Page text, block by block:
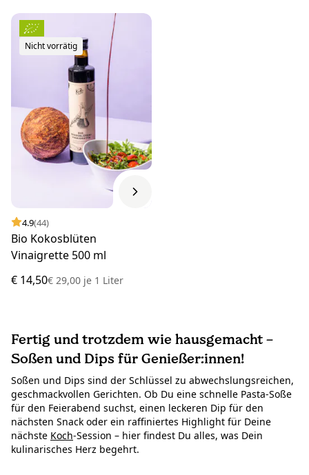
Nicht vorrätig
4.9(44)
Bio Kokosblüten
Vinaigrette 500 ml
€ 14,50€ 29,00 je 1 Liter
Fertig und trotzdem wie hausgemacht –
Soßen und Dips für Genießer:innen!
Soßen und Dips sind der Schlüssel zu abwechslungsreichen,
geschmackvollen Gerichten. Ob Du eine schnelle Pasta-Soße
für den Feierabend suchst, einen leckeren Dip für den
nächsten Snack oder ein raffiniertes Highlight für Deine
nächste Koch-Session – hier findest Du alles, was Dein
kulinarisches Herz begehrt.